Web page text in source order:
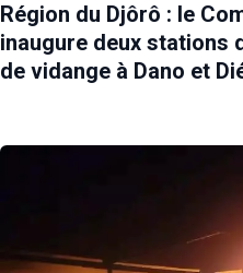
Région du Djôrô : le
inaugure deux stations
de vidange à Dano et